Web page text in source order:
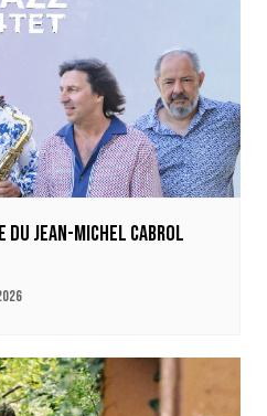
du Jean-Michel Cabrol